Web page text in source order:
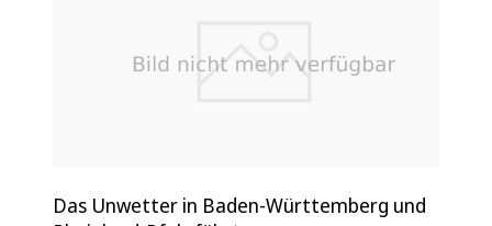
Das Unwetter in Baden-Württemberg und